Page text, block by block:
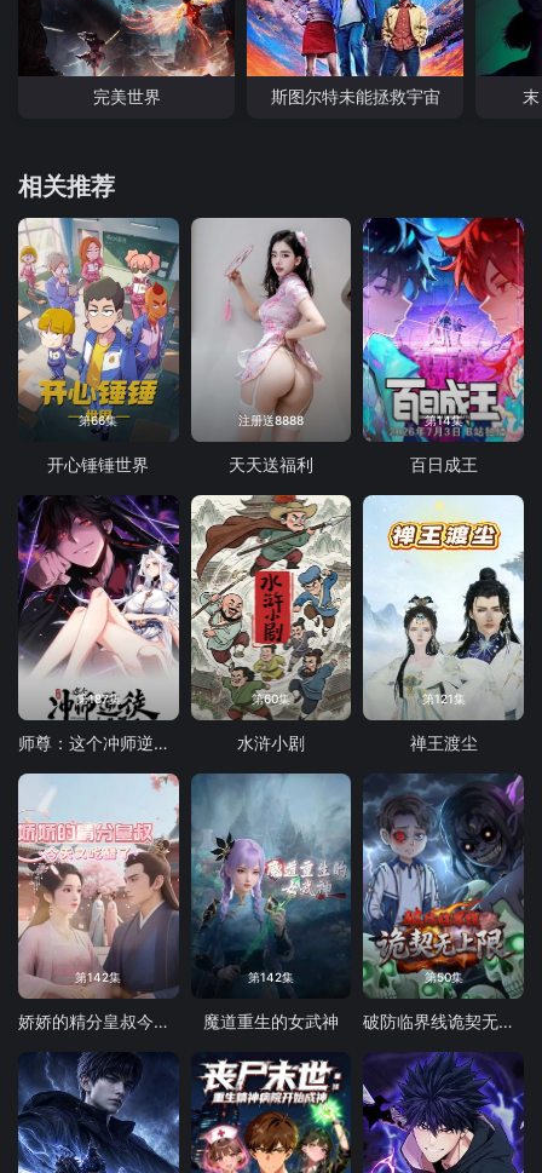
完美世界 斯图尔特未能拯救宇宙
相关推荐
第66集
开心锤锤世界
注册送8888
天天送福利
第14集
百日成王
第187集
师尊：这个冲师逆徒才不是圣子 动态漫画
第60集
水浒小剧
第121集
禅王渡尘
第142集
娇娇的精分皇叔今天又吃醋了
第142集
魔道重生的女武神
第50集
破防临界线诡契无上限